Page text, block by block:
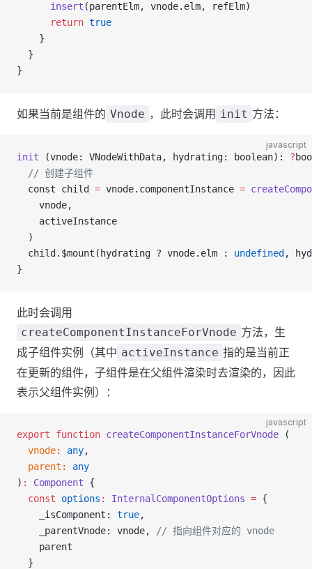
      insert
(parentElm, vnode.elm, refElm)
      return
true
    }
  }
}
如果当前是组件的 Vnode ，此时会调用 init 方法：
javascript
init (vnode: VNodeWithData, hydrating: boolean): ?
  // 创建子组件
  const child
= vnode.componentInstance =
    vnode,
    activeInstance
  )
  child.$mount(hydrating ? vnode.elm :
undefined ,
}
此时会调用
createComponentInstanceForVnode 方法，生
成子组件实例（其中 activeInstance 指的是当前正
在更新的组件，子组件是在父组件渲染时去渲染的，因此
表示父组件实例）：
javascript
export function createComponentInstanceForVnode (
  vnode
: any,
  parent
:
any
) : Component {
  const
options : InternalComponentOptions = {
    _isComponent:
true,
    _parentVnode: vnode,
// 指向组件对应的 vnode
    parent
  }